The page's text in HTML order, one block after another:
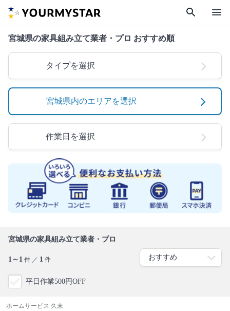
search menu
宮城県の家具組み立て業者・プロ おすすめ順
タイプを選択
宮城県内のエリアを選択
作業日を選択
宮城県の家具組み立て業者・プロ
1～1 件 ／ 1 件
平日作業500円OFF
ホームサービス 久末